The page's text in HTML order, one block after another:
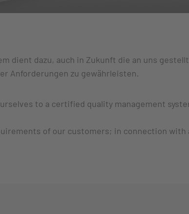
dient dazu, auch in Zukunft die an uns
Anforderungen zu gewährleisten.
to a certified quality management
of our customers; in connection